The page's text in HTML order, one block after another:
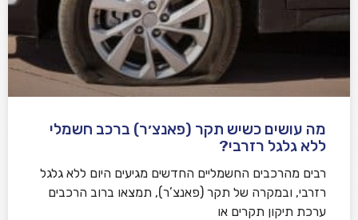
מה עושים כשיש תקר (פאנצ׳ר) ברכב חשמלי
ללא גלגל רזרבי?
רבים מהרכבים החשמליים החדשים מגיעים היום ללא גלגל
רזרבי, ובמקרה של תקר (פאנצ’ר), תמצאו ברוב הרכבים
ערכת תיקון תקרים או